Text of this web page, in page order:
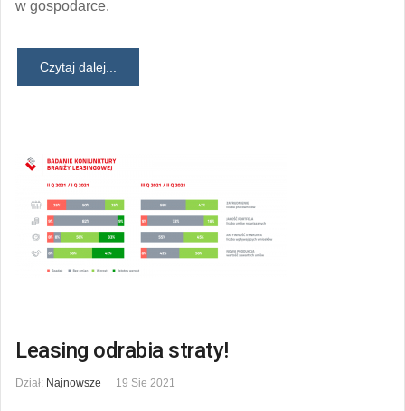
w gospodarce.
Czytaj dalej...
Leasing odrabia straty!
Dział: Najnowsze 19 Sie 2021